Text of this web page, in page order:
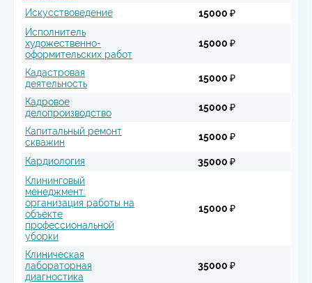
Искусствоведение
15000 ₽
Исполнитель
художественно-
оформительских работ
15000 ₽
Кадастровая
деятельность
15000 ₽
Кадровое
делопроизводство
15000 ₽
Капитальный ремонт
скважин
15000 ₽
Кардиология
35000 ₽
Клининговый
менеджмент:
организация работы на
объекте
профессиональной
уборки
15000 ₽
Клиническая
лабораторная
диагностика
35000 ₽